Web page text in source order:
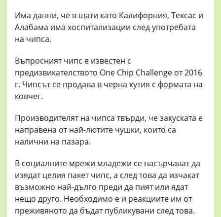
Има данни, че в щати като Калифорния, Тексас и
Алабама има хоспитализации след употребата
на чипса.
Въпросният чипс е известен с
предизвикателството One Chip Challenge от 2016
г. Чипсът се продава в черна кутия с формата на
ковчег.
Производителят на чипса твърди, че закуската е
направена от най-лютите чушки, които са
налични на пазара.
В социалните мрежи младежи се насърчават да
изядат целия пакет чипс, а след това да изчакат
възможно най-дълго преди да пият или ядат
нещо друго. Необходимо е и реакциите им от
преживяното да бъдат публикувани след това.